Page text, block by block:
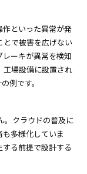
といった異常が発
で被害を広げない
ーキが異常を検知
工場設備に設置され
例です。
。クラウドの普及に
多様化していま
る前提で設計する